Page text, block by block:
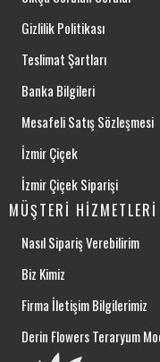
Gizlilik Politikası
Teslimat Şartları
Banka Bilgileri
Mesafeli Satış Sözleşmesi
İzmir Çiçek
İzmir Çiçek Siparişi
MÜŞTERI HIZMETLERI
Nasıl Sipariş Verebilirim
Biz Kimiz
Firma İletişim Bilgilerimiz
Derin Flowers Teraryum